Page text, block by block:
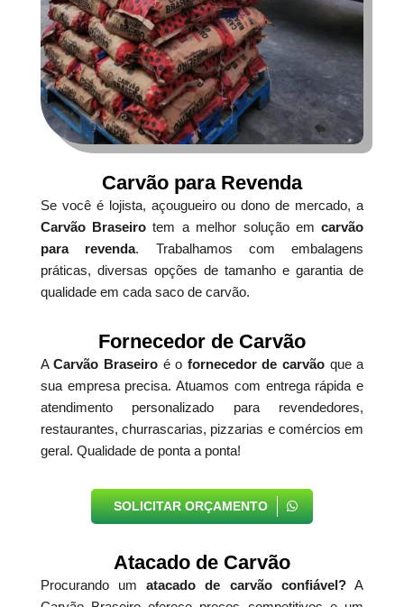
Carvão para Revenda
Se você é lojista, açougueiro ou dono de mercado, a
Carvão Braseiro tem a melhor solução emcarvão
para revenda. Trabalhamos com embalagens
práticas, diversas opções de tamanho e garantia de
qualidade em cada saco de carvão.
Fornecedor de Carvão
ACarvão Braseiro é o fornecedor de carvão que a
sua empresa precisa. Atuamos com entrega rápida e
atendimento personalizado para revendedores,
restaurantes, churrascarias, pizzarias e comércios em
geral. Qualidade de ponta a ponta!
SOLICITAR ORÇAMENTO
Atacado de Carvão
Procurando umatacado de carvão confiável?A